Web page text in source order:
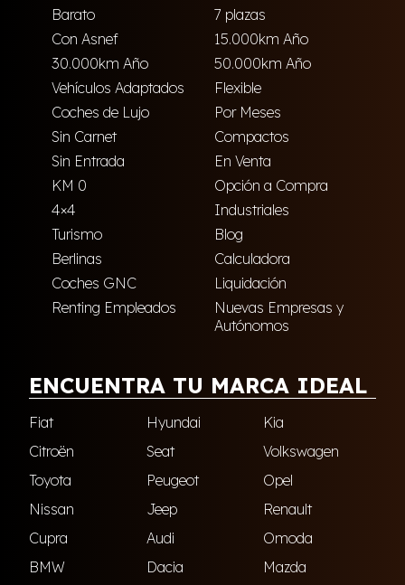
Barato
7 plazas
Con Asnef
15.000km Año
30.000km Año
50.000km Año
Vehículos Adaptados
Flexible
Coches de Lujo
Por Meses
Sin Carnet
Compactos
Sin Entrada
En Venta
KM 0
Opción a Compra
4×4
Industriales
Turismo
Blog
Berlinas
Calculadora
Coches GNC
Liquidación
Renting Empleados
Nuevas Empresas y
Autónomos
ENCUENTRA TU MARCA IDEAL
Fiat Hyundai
Kia
Citroën
Seat
Volkswagen
Toyota
Peugeot
Opel
Nissan
Jeep
Renault
Cupra
Audi
Omoda
BMW
Dacia
Mazda